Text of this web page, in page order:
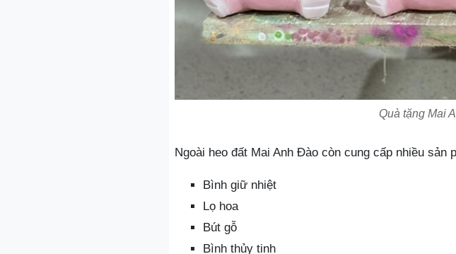
Quà tặng Mai
Ngoài heo đất Mai Anh Đào còn cung cấp nhiều sản
Bình giữ nhiệt
Lọ hoa
Bút gỗ
Bình thủy tinh